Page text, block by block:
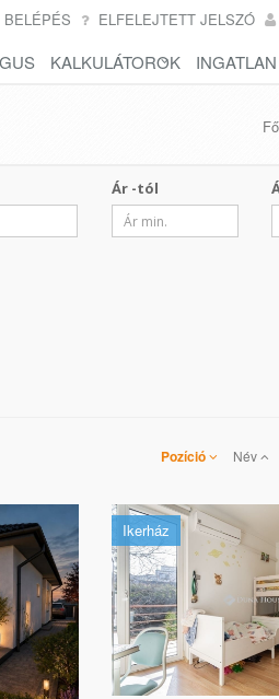
BELÉPÉS ELFELEJTETT JELSZÓ
KALKULÁTOROK
Ár -tól
Pozíció Név
Ikerház